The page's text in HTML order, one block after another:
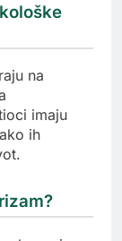
na
imaju
ih